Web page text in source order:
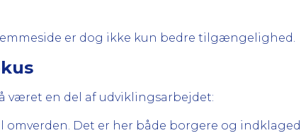
er dog ikke kun bedre tilgængelighed.
været en del af udviklingsarbejdet:
omverden. Det er her både borgere og